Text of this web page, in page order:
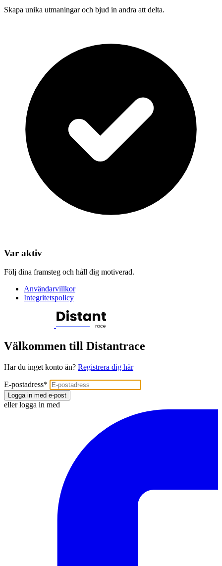
Skapa unika utmaningar och bjud in andra att delta.
Var aktiv
Följ dina framsteg och håll dig motiverad.
Användarvillkor
Integritetspolicy
Välkommen till Distantrace
Har du inget konto än? Registrera dig här
E-postadress*
Logga in med e-post
eller logga in med